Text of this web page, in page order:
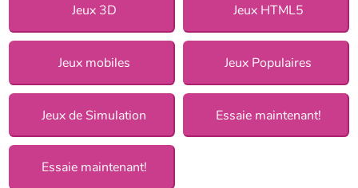
Jeux 3D Jeux HTML5
Jeux mobiles Jeux Populaires
Jeux de Simulation Essaie maintenant!
Essaie maintenant!